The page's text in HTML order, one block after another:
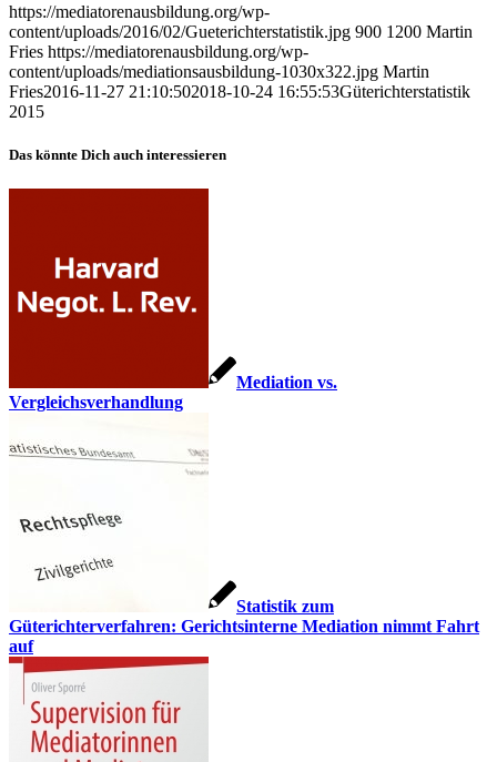
https://mediatorenausbildung.org/wp-
content/uploads/2016/02/Gueterichterstatistik.jpg 900 1200 Martin
Fries https://mediatorenausbildung.org/wp-
content/uploads/mediationsausbildung-1030x322.jpg Martin
Fries2016-11-27 21:10:502018-10-24 16:55:53Güterichterstatistik
2015
Das könnte Dich auch interessieren
Mediation vs.
Vergleichsverhandlung
Statistik zum
Güterichterverfahren: Gerichtsinterne Mediation nimmt Fahrt
auf